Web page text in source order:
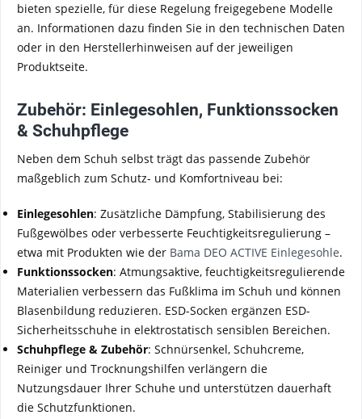
bieten spezielle, für diese Regelung freigegebene Modelle
an. Informationen dazu finden Sie in den technischen Daten
oder in den Herstellerhinweisen auf der jeweiligen
Produktseite.
Zubehör: Einlegesohlen, Funktionssocken
& Schuhpflege
Neben dem Schuh selbst trägt das passende Zubehör
maßgeblich zum Schutz- und Komfortniveau bei:
Einlegesohlen: Zusätzliche Dämpfung, Stabilisierung des
Fußgewölbes oder verbesserte Feuchtigkeitsregulierung –
etwa mit Produkten wie der Bama DEO ACTIVE Einlegesohle.
Funktionssocken: Atmungsaktive, feuchtigkeitsregulierende
Materialien verbessern das Fußklima im Schuh und können
Blasenbildung reduzieren. ESD-Socken ergänzen ESD-
Sicherheitsschuhe in elektrostatisch sensiblen Bereichen.
Schuhpflege & Zubehör: Schnürsenkel, Schuhcreme,
Reiniger und Trocknungshilfen verlängern die
Nutzungsdauer Ihrer Schuhe und unterstützen dauerhaft
die Schutzfunktionen.